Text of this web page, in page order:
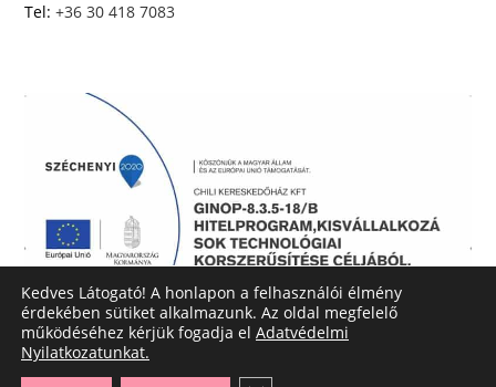
Tel:+36 30 418 7083
Kedves Látogató! A honlapon a felhasználói élmény
érdekében sütiket alkalmazunk. Az oldal megfelelő
működéséhez kérjük fogadja el Adatvédelmi
Nyilatkozatunkat.